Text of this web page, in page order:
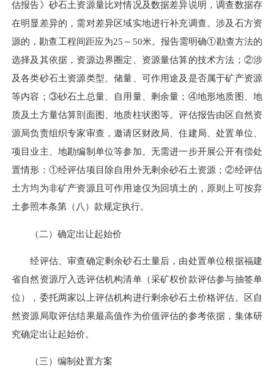
估报告》砂石土资源量比对情况及数据差异说明，调查数据存
在明显差异的，需对差异区域实地进行补充调查。涉及石方资
源的，勘查工程间距应为25～50米。报告需明确①勘查方法的
选择及其依据，资源边界圈定、资源量估算的技术方法；②涉
及各类砂石土资源类型、储量、可作用途及是否属于矿产资源
等内容；③砂石土总量、自用量、剩余量；④地形地质图、地
质及土方量估算剖面图、地质柱状图等。评估报告由区自然资
源局负责组织专家审查，邀请区财政局、住建局、处置单位、
项目业主、地勘编制单位等参加。无需进一步开展公开有偿处
置情形：①经评估项目除自用外无剩余砂石土资源；②经评估
土方均为非矿产资源且可作用途仅为回填土的，原则上可按弃
土参照本条第（八）款规定执行。
（二）确定出让起始价
经评估、审查确定剩余砂石土量后，由处置单位根据福建
省自然资源厅入选评估机构清单（采矿权价款评估参与抽签单
位），委托两家以上评估机构进行剩余砂石土价格评估。区自
然资源局取评估结果最高值作为价值评估的参考依据，集体研
究确定出让起始价。
（三）编制处置方案